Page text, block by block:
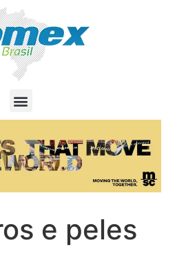
e peles